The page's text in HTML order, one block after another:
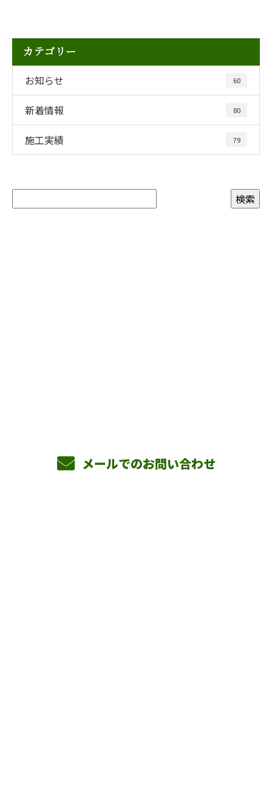
カテゴリー
お知らせ 60
新着情報 80
施工実績 79
メールでのお問い合わせ